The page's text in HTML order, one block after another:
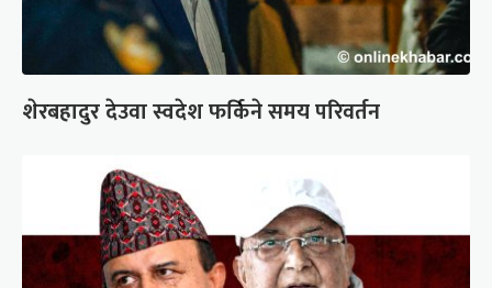
शेरबहादुर देउवा स्वदेश फर्किने समय परिवर्तन